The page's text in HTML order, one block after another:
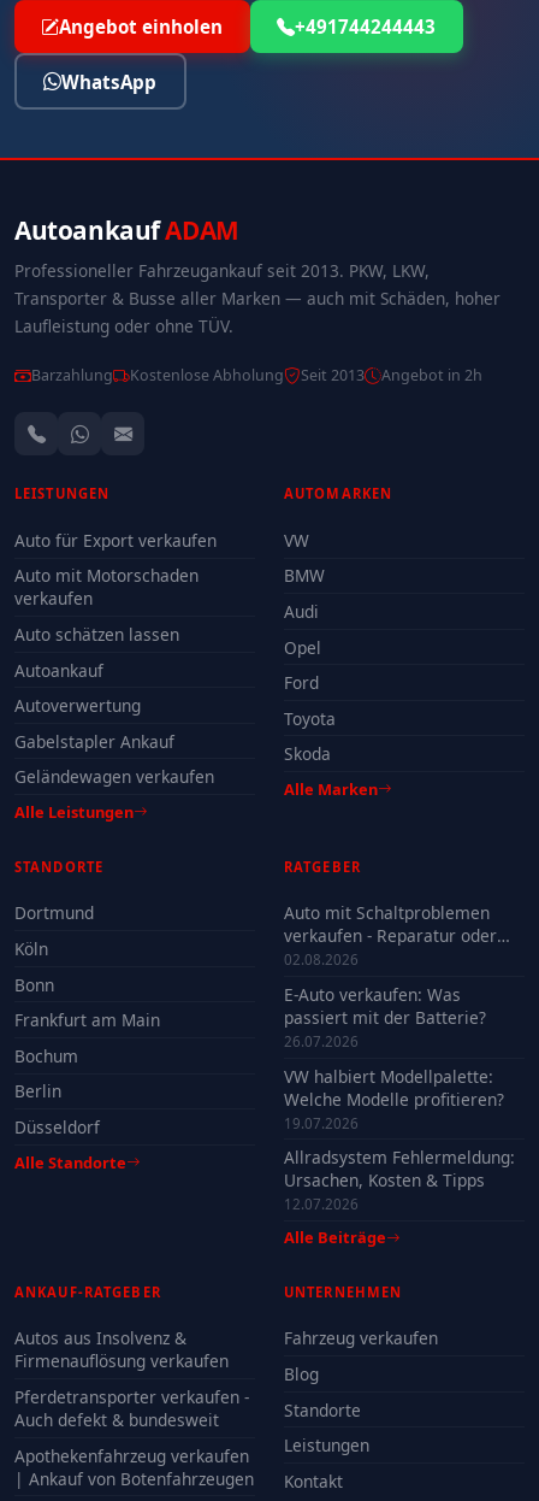
Angebot einholen +491744244443
WhatsApp
AutoankaufADAM
Professioneller Fahrzeugankauf seit 2013. PKW, LKW,
Transporter & Busse aller Marken — auch mit Schäden, hoher
Laufleistung oder ohne TÜV.
Barzahlung Kostenlose Abholung Seit 2013 Angebot in 2h
LEISTUNGEN
Auto für Export verkaufen
Auto mit Motorschaden
verkaufen
Auto schätzen lassen
Autoankauf
Autoverwertung
Gabelstapler Ankauf
Geländewagen verkaufen
Alle Leistungen
AUTOMARKEN
VW
BMW
Audi
Opel
Ford
Toyota
Skoda
Alle Marken
STANDORTE
Dortmund
Köln
Bonn
Frankfurt am Main
Bochum
Berlin
Düsseldorf
Alle Standorte
RATGEBER
Auto mit Schaltproblemen
verkaufen - Reparatur oder
Verkauf?
02.08.2026
E-Auto verkaufen: Was
passiert mit der Batterie?
26.07.2026
VW halbiert Modellpalette:
Welche Modelle profitieren?
19.07.2026
Allradsystem Fehlermeldung:
Ursachen, Kosten & Tipps
12.07.2026
Alle Beiträge
ANKAUF-RATGEBER
Autos aus Insolvenz &
Firmenauflösung verkaufen
Pferdetransporter verkaufen -
Auch defekt & bundesweit
Apothekenfahrzeug verkaufen
| Ankauf von Botenfahrzeugen
UNTERNEHMEN
Fahrzeug verkaufen
Blog
Standorte
Leistungen
Kontakt